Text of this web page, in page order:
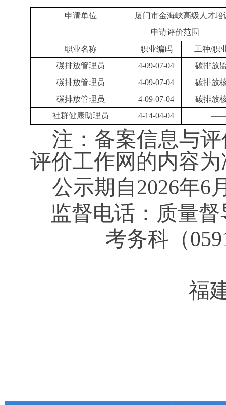
申请单位
厦门市金海峡高级人才培
申请评价范围
职业名称
职业编码 工种/职
碳排放管理员
4-09-07-04
碳排放
碳排放管理员
4-09-07-04
碳排放
碳排放管理员
4-09-07-04
碳排放
社群健康助理员
4-14-04-04
注：备案信息与
评价工作网的内容
公示期自2026年6
监督电话：质量
考务科（
福